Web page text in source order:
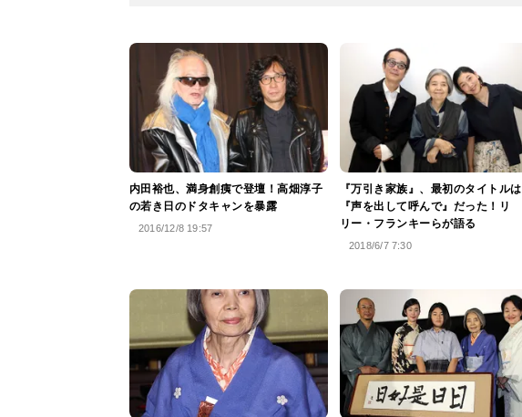
内田裕也、満身創痍で登壇！高畑淳子
の若き日のドタキャンを暴露
2016/12/8 19:57
『万引き家族』、最初のタイトルは
『声を出して呼んで』だった！リ
リー・フランキーらが語る
2018/6/7 7:30